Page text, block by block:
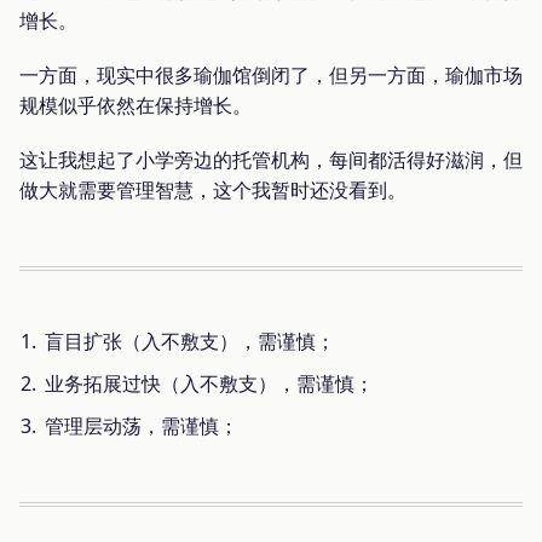
增长。
一方面，现实中很多瑜伽馆倒闭了，但另一方面，瑜伽市场
规模似乎依然在保持增长。
这让我想起了小学旁边的托管机构，每间都活得好滋润，但
做大就需要管理智慧，这个我暂时还没看到。
盲目扩张（入不敷支），需谨慎；
业务拓展过快（入不敷支），需谨慎；
管理层动荡，需谨慎；